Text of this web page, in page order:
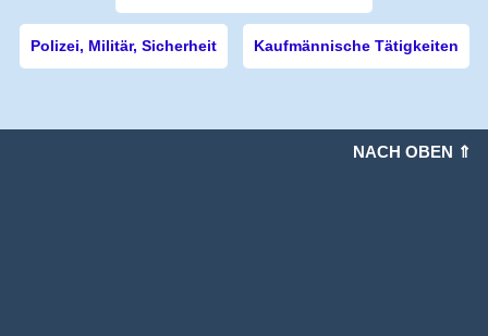
Polizei, Militär, Sicherheit Kaufmännische Tätigkeiten
NACH OBEN ⇑